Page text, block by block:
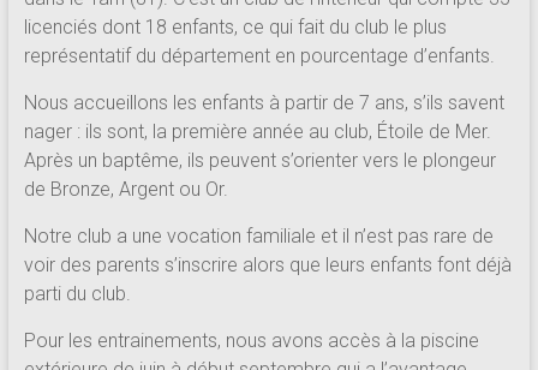
Annuaire
des
centres
de
plongée
adhérents
Longitude
licenciés dont 18 enfants, ce qui fait du club le plus
représentatif du département en pourcentage d’enfants.
Nous accueillons les enfants à partir de 7 ans, s’ils savent
nager : ils sont, la première année au club, Étoile de Mer.
Après un baptême, ils peuvent s’orienter vers le plongeur
de Bronze, Argent ou Or.
Notre club a une vocation familiale et il n’est pas rare de
voir des parents s’inscrire alors que leurs enfants font déjà
parti du club.
Pour les entrainements, nous avons accès à la piscine